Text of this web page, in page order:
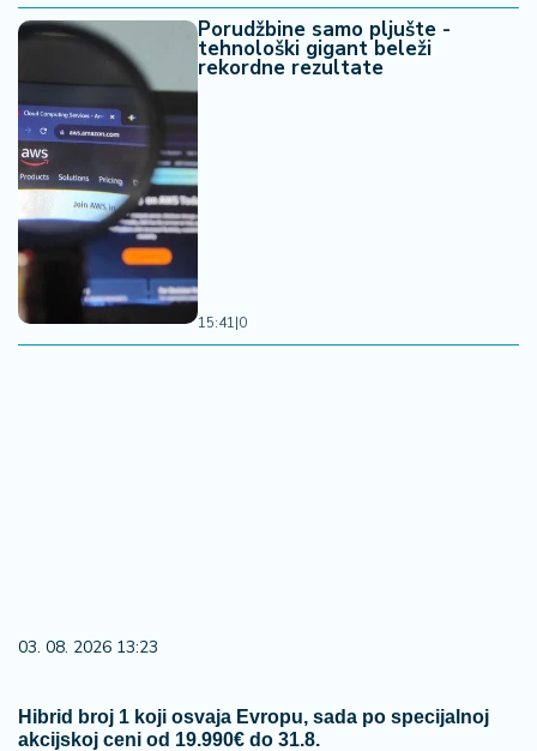
Porudžbine samo pljušte -
tehnološki gigant beleži
rekordne rezultate
15:41|0
03. 08. 2026 13:23
Hibrid broj 1 koji osvaja Evropu, sada po specijalnoj
akcijskoj ceni od 19.990€ do 31.8.